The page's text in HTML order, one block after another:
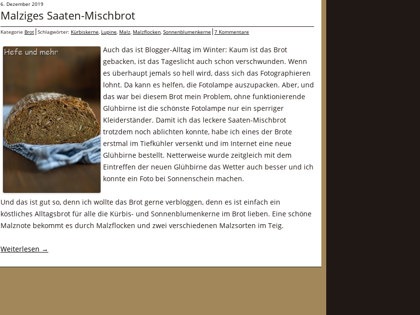
6. Dezember 2019
Malziges Saaten-Mischbrot
Kategorie Brot Schlagwörter: Kürbiskerne, Lupine, Malz, Malzflocken, Sonnenblumenkerne 7 Kommentare
Auch das ist Blogger-Alltag im Winter: Kaum ist das Brot
gebacken, ist das Tageslicht auch schon verschwunden. Wenn
es überhaupt jemals so hell wird, dass sich das Fotographieren
lohnt. Da kann es helfen, die Fotolampe auszupacken. Aber, und
das war bei diesem Brot mein Problem, ohne funktionierende
Glühbirne ist die schönste Fotolampe nur ein sperriger
Kleiderständer. Damit ich das leckere Saaten-Mischbrot
trotzdem noch ablichten konnte, habe ich eines der Brote
erstmal im Tiefkühler versenkt und im Internet eine neue
Glühbirne bestellt. Netterweise wurde zeitgleich mit dem
Eintreffen der neuen Glühbirne das Wetter auch besser und ich
konnte ein Foto bei Sonnenschein machen.
Und das ist gut so, denn ich wollte das Brot gerne verbloggen, denn es ist einfach ein
köstliches Alltagsbrot für alle die Kürbis- und Sonnenblumenkerne im Brot lieben. Eine schöne
Malznote bekommt es durch Malzflocken und zwei verschiedenen Malzsorten im Teig.
Weiterlesen →